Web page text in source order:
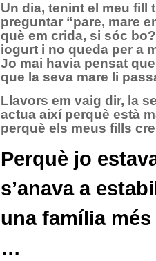
Un dia, tenint el meu fill
preguntar “pare, mare
què em crida, si sóc
iogurt i no queda per a
Jo mai havia pensat
que la seva mare li
Llavors em vaig dir, la
actua així perquè està
perquè els meus fills
Perquè jo
s’anava a
una família
…